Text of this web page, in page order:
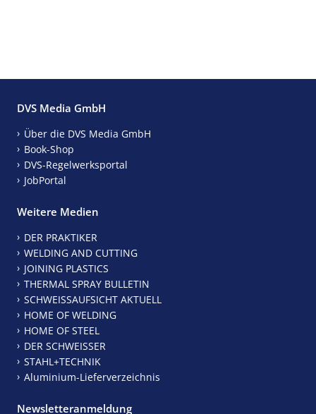
DVS Media GmbH
Über die DVS Media GmbH
Book-Shop
DVS-Regelwerksportal
JobPortal
Weitere Medien
DER PRAKTIKER
WELDING AND CUTTING
JOINING PLASTICS
THERMAL SPRAY BULLETIN
SCHWEISSAUFSICHT AKTUELL
HOME OF WELDING
HOME OF STEEL
DER SCHWEISSER
STAHL+TECHNIK
Aluminium-Lieferverzeichnis
Newsletteranmeldung